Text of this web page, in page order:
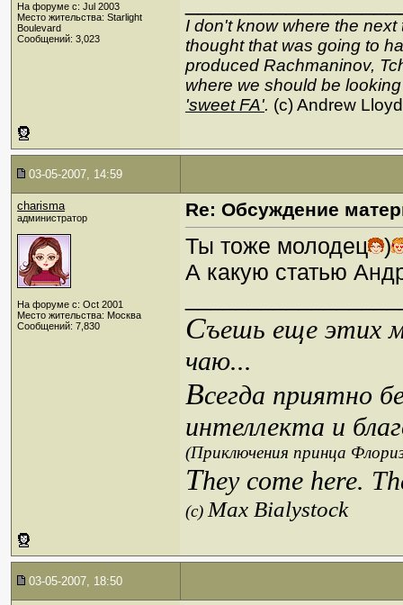
На форуме с: Jul 2003
Место жительства: Starlight
Boulevard
Сообщений: 3,023
I don't know where the
thought that was going to
produced Rachmaninov,
where we should be
'sweet FA'. (c) Andrew
03-05-2007, 14:59
charisma
администратор
На форуме с: Oct 2001
Место жительства: Москва
Сообщений: 7,830
Re: Обсуждение
Ты тоже молодец
)
А какую статью
Съешь еще этих
чаю...
Всегда приятно
интеллекта и
(Приключения принца
They come here.
(c)Max Bialystock
03-05-2007, 18:50